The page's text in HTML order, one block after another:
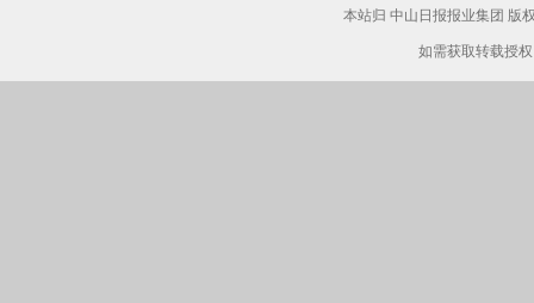
本站归 中山日报报业集团 版
如需获取转载授